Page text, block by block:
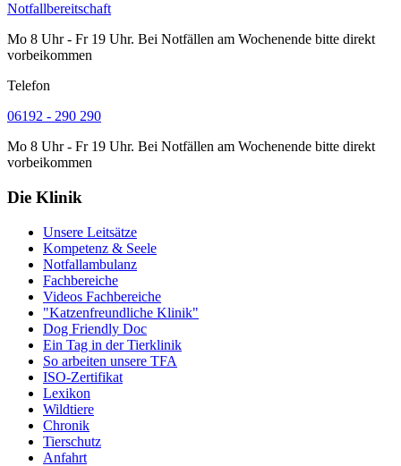
Notfallbereitschaft
Mo 8 Uhr - Fr 19 Uhr. Bei Notfällen am Wochenende bitte direkt
vorbeikommen
Telefon
06192 - 290 290
Mo 8 Uhr - Fr 19 Uhr. Bei Notfällen am Wochenende bitte direkt
vorbeikommen
Die Klinik
Unsere Leitsätze
Kompetenz & Seele
Notfallambulanz
Fachbereiche
Videos Fachbereiche
"Katzenfreundliche Klinik"
Dog Friendly Doc
Ein Tag in der Tierklinik
So arbeiten unsere TFA
ISO-Zertifikat
Lexikon
Wildtiere
Chronik
Tierschutz
Anfahrt